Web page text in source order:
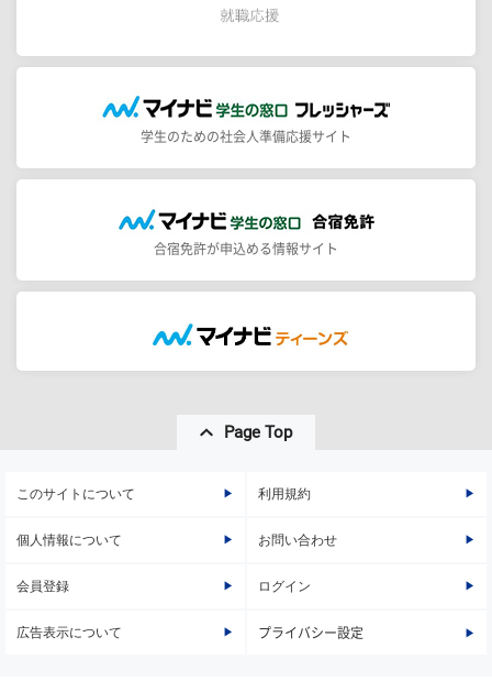
学生のための社会人準備応援サイト
合宿免許が申込める情報サイト
Page Top
このサイトについて 利用規約
個人情報について お問い合わせ
会員登録 ログイン
広告表示について プライバシー設定